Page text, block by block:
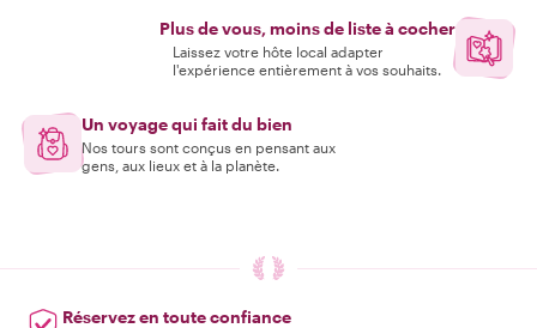
Plus de vous, moins de liste à cocher
Laissez votre hôte local adapter
l'expérience entièrement à vos souhaits.
Un voyage qui fait du bien
Nos tours sont conçus en pensant aux
gens, aux lieux et à la planète.
Réservez en toute confiance